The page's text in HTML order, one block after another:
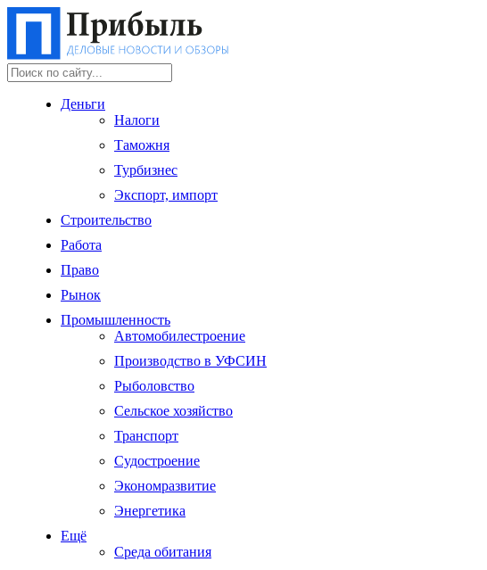
Деньги
Налоги
Таможня
Турбизнес
Экспорт, импорт
Строительство
Работа
Право
Рынок
Промышленность
Автомобилестроение
Производство в УФСИН
Рыболовство
Сельское хозяйство
Транспорт
Судостроение
Экономразвитие
Энергетика
Ещё
Среда обитания